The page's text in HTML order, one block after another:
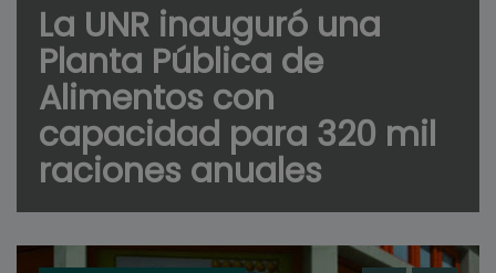
La UNR inauguró una
Planta Pública de
Alimentos con
capacidad para 320 mil
raciones anuales